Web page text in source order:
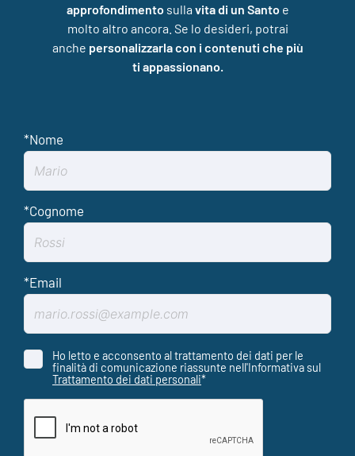
approfondimento sulla vita di un Santo e
molto altro ancora. Se lo desideri, potrai
anche personalizzarla con i contenuti che più
ti appassionano.
Ho letto e acconsento al trattamento dei dati per le
finalità di comunicazione riassunte nell'Informativa sul
Trattamento dei dati personali*